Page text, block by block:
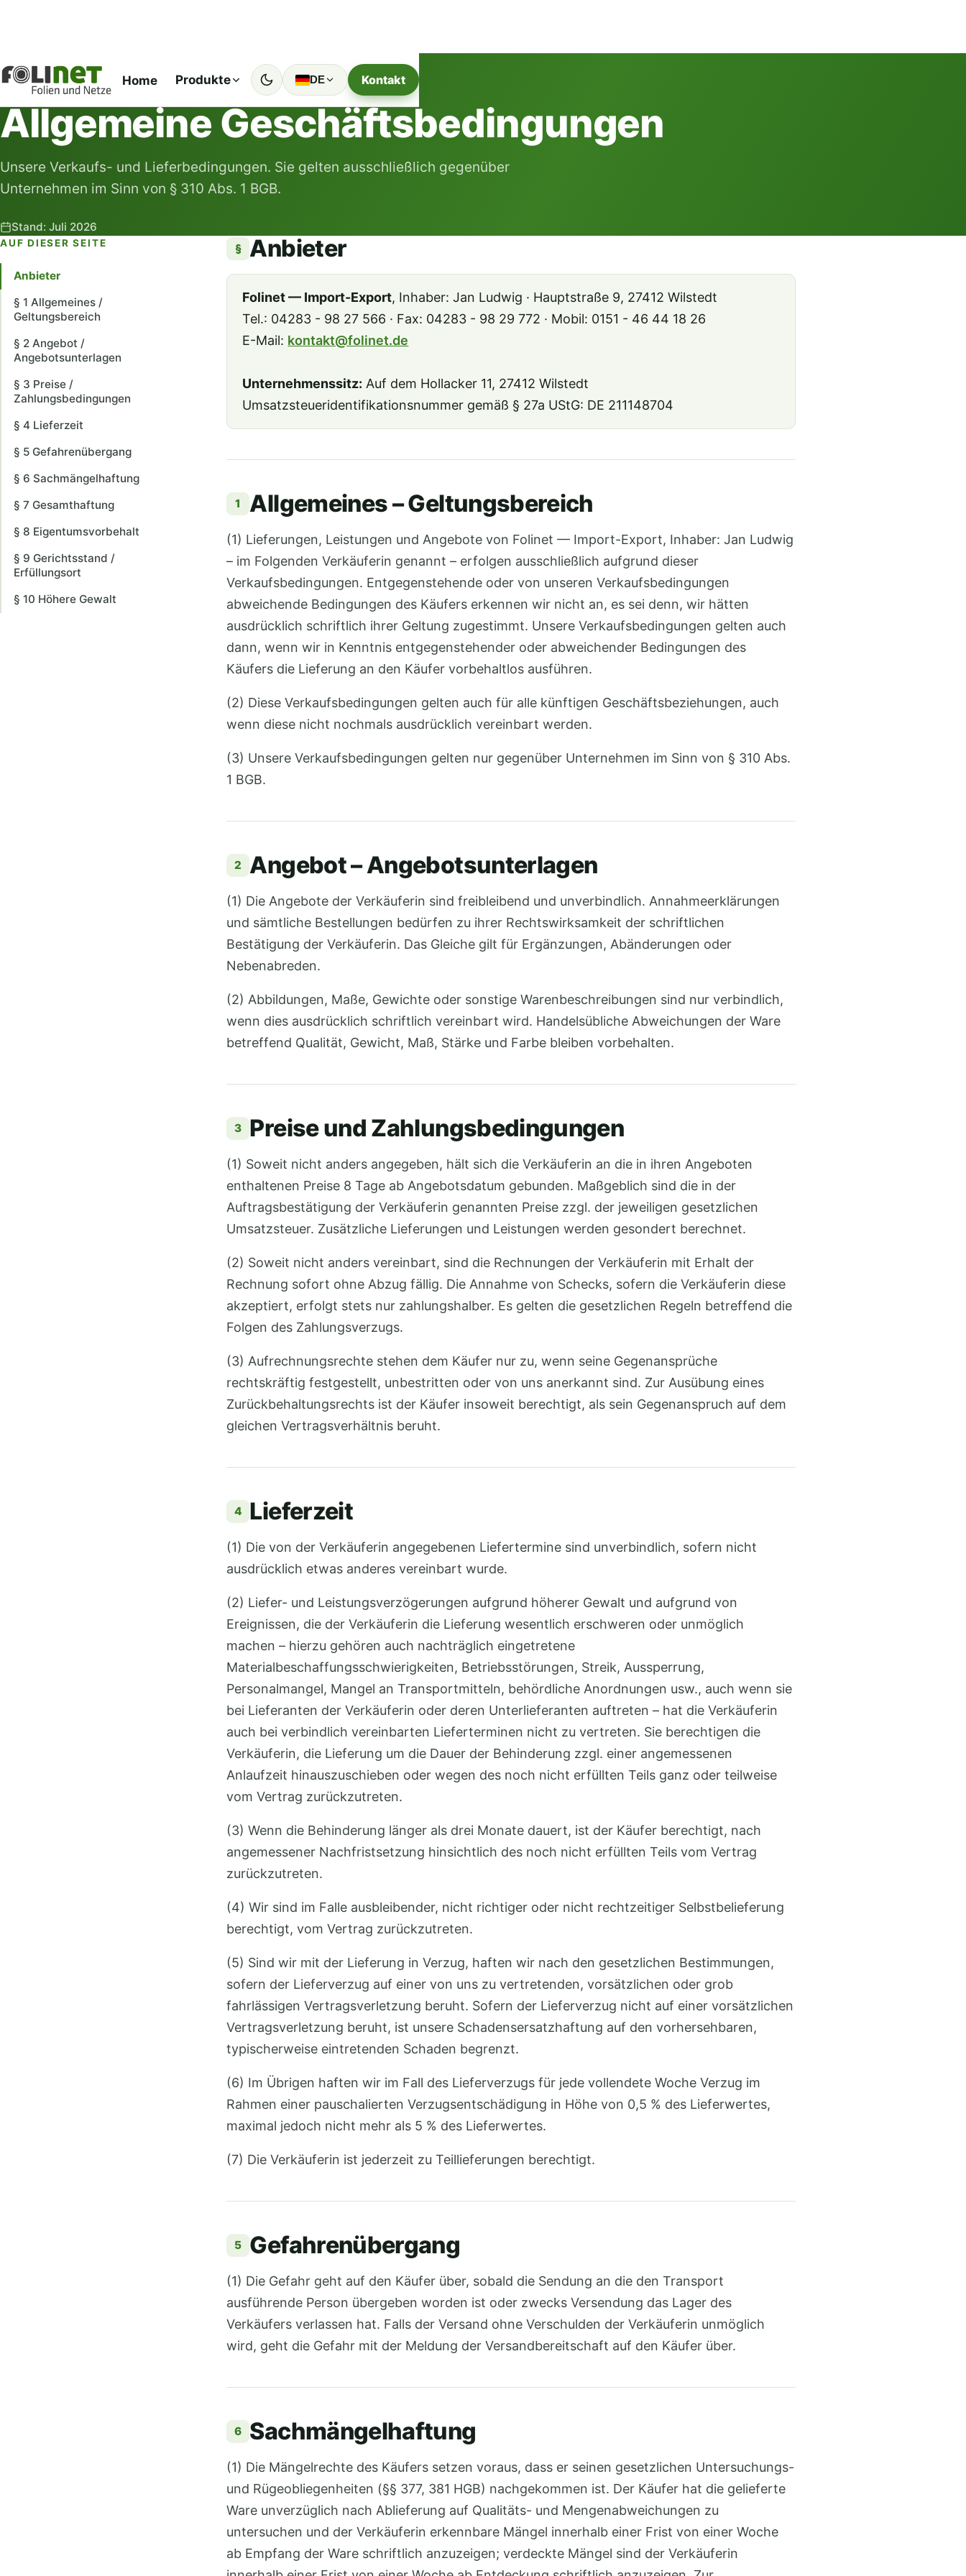
Home Produkte DE Kontakt
RECHTLICHES
Allgemeine Geschäftsbedingungen
Unsere Verkaufs- und Lieferbedingungen. Sie gelten ausschließlich gegenüber
Unternehmen im Sinn von § 310 Abs. 1 BGB.
Stand: Juli 2026
AUF DIESER SEITE
Anbieter
§ 1 Allgemeines /
Geltungsbereich
§ 2 Angebot /
Angebotsunterlagen
§ 3 Preise /
Zahlungsbedingungen
§ 4 Lieferzeit
§ 5 Gefahrenübergang
§ 6 Sachmängelhaftung
§ 7 Gesamthaftung
§ 8 Eigentumsvorbehalt
§ 9 Gerichtsstand /
Erfüllungsort
§ 10 Höhere Gewalt
§ Anbieter
Folinet — Import-Export, Inhaber: Jan Ludwig · Hauptstraße 9, 27412 Wilstedt
Tel.: 04283 - 98 27 566 · Fax: 04283 - 98 29 772 · Mobil: 0151 - 46 44 18 26
E-Mail: kontakt@folinet.de
Unternehmenssitz: Auf dem Hollacker 11, 27412 Wilstedt
Umsatzsteueridentifikationsnummer gemäß § 27a UStG: DE 211148704
1 Allgemeines – Geltungsbereich
(1) Lieferungen, Leistungen und Angebote von Folinet — Import-Export, Inhaber: Jan Ludwig
– im Folgenden Verkäuferin genannt – erfolgen ausschließlich aufgrund dieser
Verkaufsbedingungen. Entgegenstehende oder von unseren Verkaufsbedingungen
abweichende Bedingungen des Käufers erkennen wir nicht an, es sei denn, wir hätten
ausdrücklich schriftlich ihrer Geltung zugestimmt. Unsere Verkaufsbedingungen gelten auch
dann, wenn wir in Kenntnis entgegenstehender oder abweichender Bedingungen des
Käufers die Lieferung an den Käufer vorbehaltlos ausführen.
(2) Diese Verkaufsbedingungen gelten auch für alle künftigen Geschäftsbeziehungen, auch
wenn diese nicht nochmals ausdrücklich vereinbart werden.
(3) Unsere Verkaufsbedingungen gelten nur gegenüber Unternehmen im Sinn von § 310 Abs.
1 BGB.
2 Angebot – Angebotsunterlagen
(1) Die Angebote der Verkäuferin sind freibleibend und unverbindlich. Annahmeerklärungen
und sämtliche Bestellungen bedürfen zu ihrer Rechtswirksamkeit der schriftlichen
Bestätigung der Verkäuferin. Das Gleiche gilt für Ergänzungen, Abänderungen oder
Nebenabreden.
(2) Abbildungen, Maße, Gewichte oder sonstige Warenbeschreibungen sind nur verbindlich,
wenn dies ausdrücklich schriftlich vereinbart wird. Handelsübliche Abweichungen der Ware
betreffend Qualität, Gewicht, Maß, Stärke und Farbe bleiben vorbehalten.
3 Preise und Zahlungsbedingungen
(1) Soweit nicht anders angegeben, hält sich die Verkäuferin an die in ihren Angeboten
enthaltenen Preise 8 Tage ab Angebotsdatum gebunden. Maßgeblich sind die in der
Auftragsbestätigung der Verkäuferin genannten Preise zzgl. der jeweiligen gesetzlichen
Umsatzsteuer. Zusätzliche Lieferungen und Leistungen werden gesondert berechnet.
(2) Soweit nicht anders vereinbart, sind die Rechnungen der Verkäuferin mit Erhalt der
Rechnung sofort ohne Abzug fällig. Die Annahme von Schecks, sofern die Verkäuferin diese
akzeptiert, erfolgt stets nur zahlungshalber. Es gelten die gesetzlichen Regeln betreffend die
Folgen des Zahlungsverzugs.
(3) Aufrechnungsrechte stehen dem Käufer nur zu, wenn seine Gegenansprüche
rechtskräftig festgestellt, unbestritten oder von uns anerkannt sind. Zur Ausübung eines
Zurückbehaltungsrechts ist der Käufer insoweit berechtigt, als sein Gegenanspruch auf dem
gleichen Vertragsverhältnis beruht.
4 Lieferzeit
(1) Die von der Verkäuferin angegebenen Liefertermine sind unverbindlich, sofern nicht
ausdrücklich etwas anderes vereinbart wurde.
(2) Liefer- und Leistungsverzögerungen aufgrund höherer Gewalt und aufgrund von
Ereignissen, die der Verkäuferin die Lieferung wesentlich erschweren oder unmöglich
machen – hierzu gehören auch nachträglich eingetretene
Materialbeschaffungsschwierigkeiten, Betriebsstörungen, Streik, Aussperrung,
Personalmangel, Mangel an Transportmitteln, behördliche Anordnungen usw., auch wenn sie
bei Lieferanten der Verkäuferin oder deren Unterlieferanten auftreten – hat die Verkäuferin
auch bei verbindlich vereinbarten Lieferterminen nicht zu vertreten. Sie berechtigen die
Verkäuferin, die Lieferung um die Dauer der Behinderung zzgl. einer angemessenen
Anlaufzeit hinauszuschieben oder wegen des noch nicht erfüllten Teils ganz oder teilweise
vom Vertrag zurückzutreten.
(3) Wenn die Behinderung länger als drei Monate dauert, ist der Käufer berechtigt, nach
angemessener Nachfristsetzung hinsichtlich des noch nicht erfüllten Teils vom Vertrag
zurückzutreten.
(4) Wir sind im Falle ausbleibender, nicht richtiger oder nicht rechtzeitiger Selbstbelieferung
berechtigt, vom Vertrag zurückzutreten.
(5) Sind wir mit der Lieferung in Verzug, haften wir nach den gesetzlichen Bestimmungen,
sofern der Lieferverzug auf einer von uns zu vertretenden, vorsätzlichen oder grob
fahrlässigen Vertragsverletzung beruht. Sofern der Lieferverzug nicht auf einer vorsätzlichen
Vertragsverletzung beruht, ist unsere Schadensersatzhaftung auf den vorhersehbaren,
typischerweise eintretenden Schaden begrenzt.
(6) Im Übrigen haften wir im Fall des Lieferverzugs für jede vollendete Woche Verzug im
Rahmen einer pauschalierten Verzugsentschädigung in Höhe von 0,5 % des Lieferwertes,
maximal jedoch nicht mehr als 5 % des Lieferwertes.
(7) Die Verkäuferin ist jederzeit zu Teillieferungen berechtigt.
5 Gefahrenübergang
(1) Die Gefahr geht auf den Käufer über, sobald die Sendung an die den Transport
ausführende Person übergeben worden ist oder zwecks Versendung das Lager des
Verkäufers verlassen hat. Falls der Versand ohne Verschulden der Verkäuferin unmöglich
wird, geht die Gefahr mit der Meldung der Versandbereitschaft auf den Käufer über.
6 Sachmängelhaftung
(1) Die Mängelrechte des Käufers setzen voraus, dass er seinen gesetzlichen Untersuchungs-
und Rügeobliegenheiten (§§ 377, 381 HGB) nachgekommen ist. Der Käufer hat die gelieferte
Ware unverzüglich nach Ablieferung auf Qualitäts- und Mengenabweichungen zu
untersuchen und der Verkäuferin erkennbare Mängel innerhalb einer Frist von einer Woche
ab Empfang der Ware schriftlich anzuzeigen; verdeckte Mängel sind der Verkäuferin